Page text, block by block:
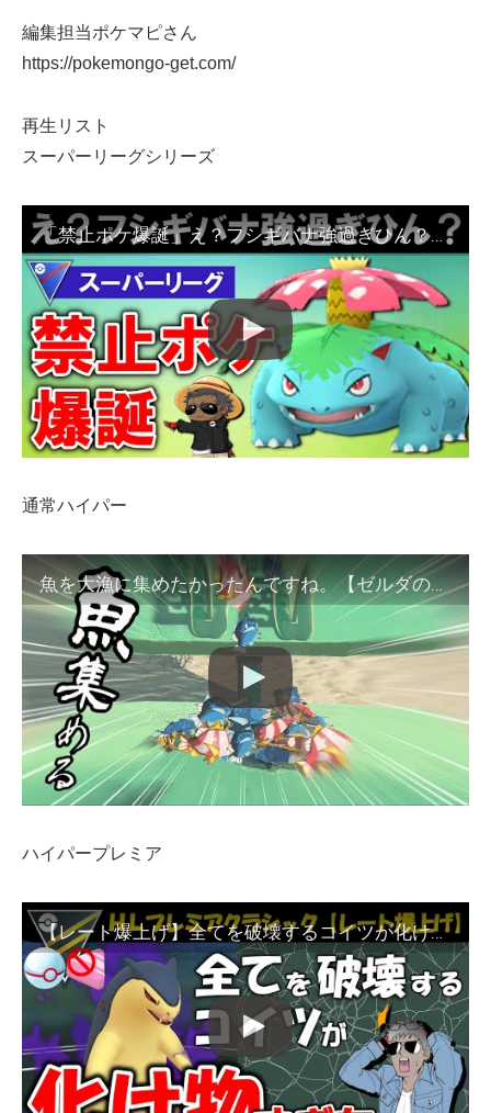
編集担当ポケマピさん
https://pokemongo-get.com/
再生リスト
スーパーリーグシリーズ
「禁止ポケ爆誕」え？フシギバナ強過ぎひん？【ポケモンGOバトルリーグ】
通常ハイパー
魚を大漁に集めたかったんですね。【ゼルダの伝説ティアーズオブザキングダム ティアキン 検証】
ハイパープレミア
【レート爆上げ】全てを破壊するコイツが化け物すぎたw【ポケモンGOバトルリーグ】